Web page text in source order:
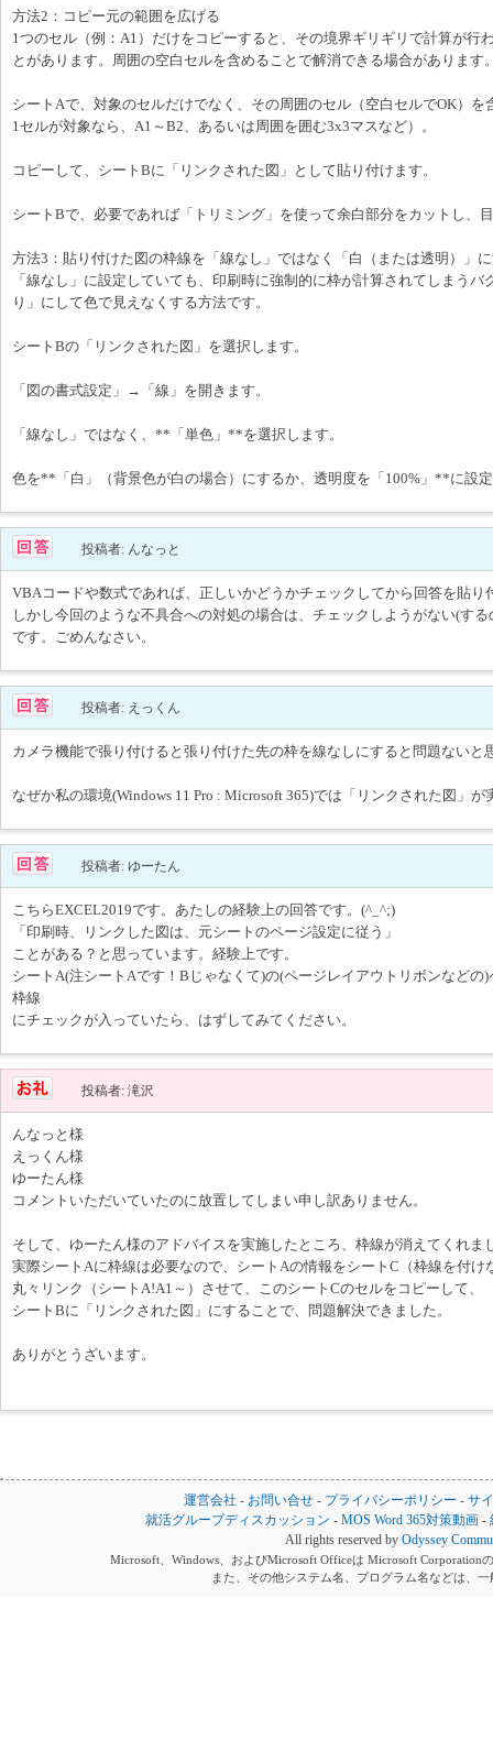
方法2：コピー元の範囲を広げる
1つのセル（例：A1）だけをコピーすると、その境界ギリギリで計算が行
とがあります。周囲の空白セルを含めることで解消できる場合があります
シートAで、対象のセルだけでなく、その周囲のセル（空白セルでOK）
1セルが対象なら、A1～B2、あるいは周囲を囲む3x3マスなど）。
コピーして、シートBに「リンクされた図」として貼り付けます。
シートBで、必要であれば「トリミング」を使って余白部分をカットし、
方法3：貼り付けた図の枠線を「線なし」ではなく「白（または透明）」
「線なし」に設定していても、印刷時に強制的に枠が計算されてしまう
り」にして色で見えなくする方法です。
シートBの「リンクされた図」を選択します。
「図の書式設定」→「線」を開きます。
「線なし」ではなく、**「単色」**を選択します。
色を**「白」（背景色が白の場合）にするか、透明度を「100%」**に設
投稿者: んなっと
VBAコードや数式であれば、正しいかどうかチェックしてから回答を貼り
しかし今回のような不具合への対処の場合は、チェックしようがない(す
です。ごめんなさい。
投稿者: えっくん
カメラ機能で張り付けると張り付けた先の枠を線なしにすると問題ないと
なぜか私の環境(Windows 11 Pro : Microsoft 365)では「リンクされた図」が
投稿者: ゆーたん
こちらEXCEL2019です。あたしの経験上の回答です。(^_^;)
「印刷時、リンクした図は、元シートのページ設定に従う」
ことがある？と思っています。経験上です。
シートA(注シートAです！Bじゃなくて)の(ページレイアウトリボンなどの
枠線
にチェックが入っていたら、はずしてみてください。
投稿者: 滝沢
んなっと様
えっくん様
ゆーたん様
コメントいただいていたのに放置してしまい申し訳ありません。
そして、ゆーたん様のアドバイスを実施したところ、枠線が消えてくれま
実際シートAに枠線は必要なので、シートAの情報をシートC（枠線を付け
丸々リンク（シートA!A1～）させて、このシートCのセルをコピーして、
シートBに「リンクされた図」にすることで、問題解決できました。
ありがとうざいます。
運営会社 - お問い合せ - プライバシーポリシー - サ
就活グループディスカッション -MOS Word 365対策動画 -
All rights reserved by Odyssey
Microsoft、Windows、およびMicrosoft Officeは Microsoft Corporation
また、その他システム名、プログラム名などは、